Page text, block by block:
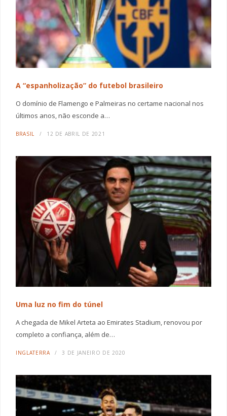
A “espanholização” do futebol brasileiro
O domínio de Flamengo e Palmeiras no certame nacional nos
últimos anos, não esconde a…
BRASIL 12 DE ABRIL DE 2021
Uma luz no fim do túnel
A chegada de Mikel Arteta ao Emirates Stadium, renovou por
completo a confiança, além de…
INGLATERRA 3 DE JANEIRO DE 2020